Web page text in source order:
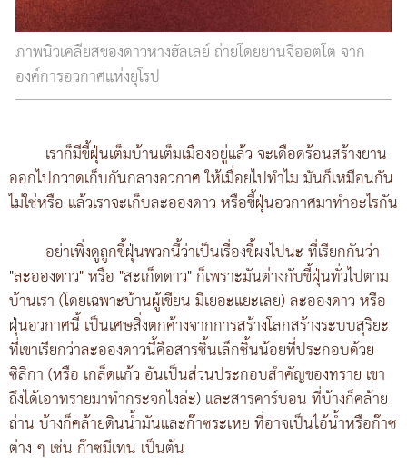
ภาพนิวเคลียสของดาวหางฮัลเลย์ ถ่ายโดยยานจีออตโต จาก
องค์การอวกาศแห่งยุโรป
เราก็มีขี้ฝุ่นเต็มบ้านเต็มเมืองอยู่แล้ว จะเดือดร้อนสร้างยาน
ออกไปกวาดเก็บกันกลางอวกาศ ให้เมื่อยไปทำไม มันก็เหมือนกัน
ไม่ใช่หรือ แล้วเราจะเก็บละอองดาว หรือขี้ฝุ่นอวกาศมาทำอะไรกัน
อย่าเพิ่งดูถูกขี้ฝุ่นพวกนี้ว่าเป็นเรื่องขี้ผงไปนะ ที่เรียกกันว่า
"ละอองดาว" หรือ "สะเก็ดดาว" ก็เพราะมันต่างกับขี้ฝุ่นทั่วไปตาม
บ้านเรา (โดยเฉพาะบ้านผู้เขียน มีเยอะแยะเลย) ละอองดาว หรือ
ฝุ่นอวกาศนี้ เป็นเศษสิ่งตกค้างจากการสร้างโลกสร้างระบบสุริยะ
ที่เขาเรียกว่าละอองดาวนี้คือสารชิ้นเล็กชิ้นน้อยที่ประกอบด้วย
ซิลิกา (หรือ เกล็ดแก้ว อันเป็นส่วนประกอบสำคัญของทราย เขา
ถึงได้เอาทรายมาทำกระจกไงล่ะ) และสารคาร์บอน ที่บ้างก็คล้าย
ถ่าน บ้างก็คล้ายดินน้ำมันและก๊าซระเหย ที่อาจเป็นไอ้น้ำหรือก๊าซ
ต่าง ๆ เช่น ก๊าซมีเทน เป็นต้น